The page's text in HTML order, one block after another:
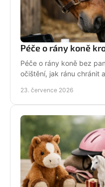
Péče o rány koně
Péče o rány koně bez
očištění, jak ránu chránit
23. července 2026